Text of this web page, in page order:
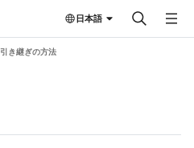
日本語
引き継ぎの方法